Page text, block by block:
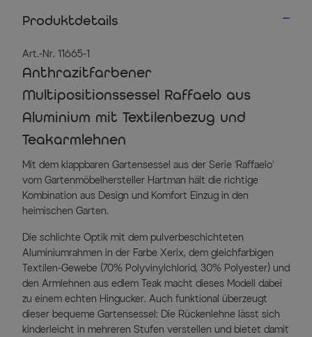
Produktdetails
Art.-Nr. 11665-1
Anthrazitfarbener
Multipositionssessel Raffaelo aus
Aluminium mit Textilenbezug und
Teakarmlehnen
Mit dem klappbaren Gartensessel aus der Serie 'Raffaelo'
vom Gartenmöbelhersteller Hartman hält die richtige
Kombination aus Design und Komfort Einzug in den
heimischen Garten.
Die schlichte Optik mit dem pulverbeschichteten
Aluminiumrahmen in der Farbe Xerix, dem gleichfarbigen
Textilen-Gewebe (70% Polyvinylchlorid, 30% Polyester) und
den Armlehnen aus edlem Teak macht dieses Modell dabei
zu einem echten Hingucker. Auch funktional überzeugt
dieser bequeme Gartensessel: Die Rückenlehne lässt sich
kinderleicht in mehreren Stufen verstellen und bietet damit